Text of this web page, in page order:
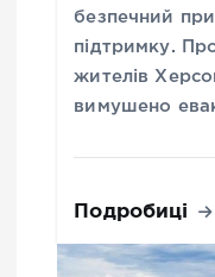
безпечний
підтримку.
жителів
вимушено
Подробиці